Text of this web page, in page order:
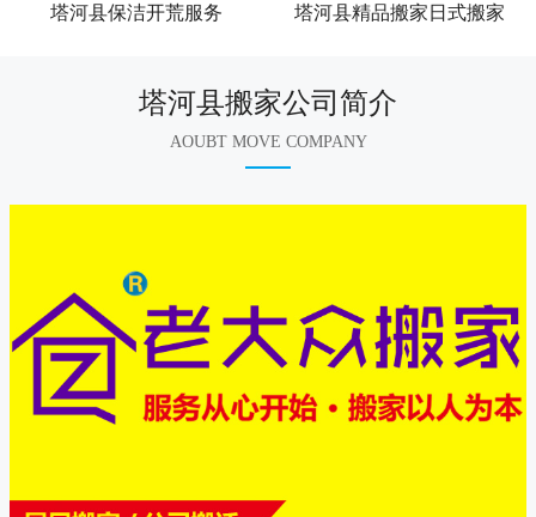
塔河县保洁开荒服务 塔河县精品搬家日式搬家
塔河县搬家公司简介
AOUBT MOVE COMPANY